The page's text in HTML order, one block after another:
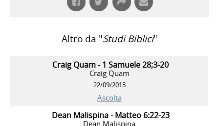
Altro da "Studi Biblici"
Craig Quam - 1 Samuele 28;3-20
Craig Quam
22/09/2013
Ascolta
Dean Malispina - Matteo 6:22-23
Dean Malispina